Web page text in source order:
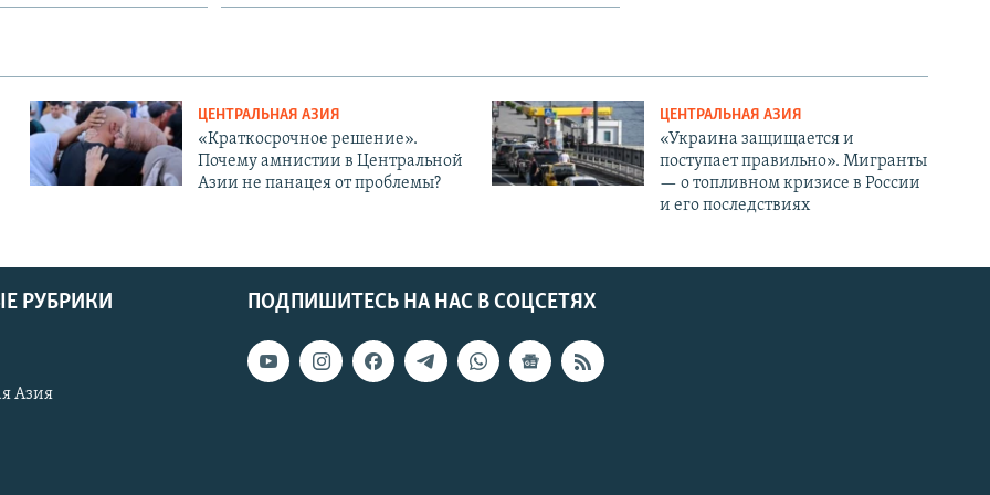
ЦЕНТРАЛЬНАЯ АЗИЯ
«Краткосрочное решение».
Почему амнистии в Центральной
Азии не панацея от проблемы?
ЦЕНТРАЛЬНАЯ АЗИЯ
«Украина защищается и
поступает правильно». Мигранты
— о топливном кризисе в России
и его последствиях
ПОДПИШИТЕСЬ НА НАС В СОЦСЕТЯХ
РУБРИКИ
Азия